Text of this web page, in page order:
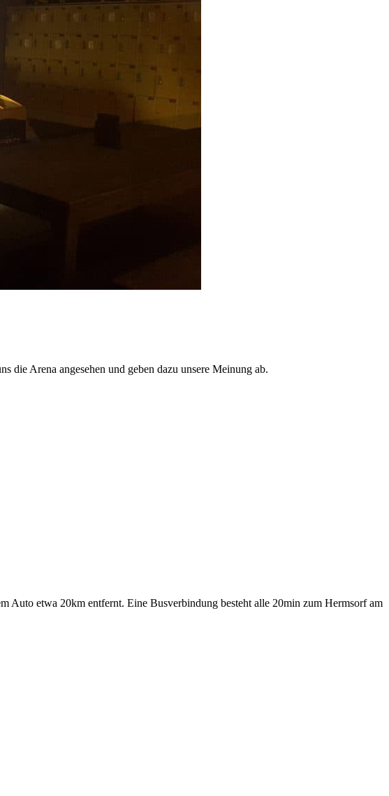
die Arena angesehen und geben dazu unsere Meinung ab.
Auto etwa 20km entfernt. Eine Busverbindung besteht alle 20min zum Hermsorf am